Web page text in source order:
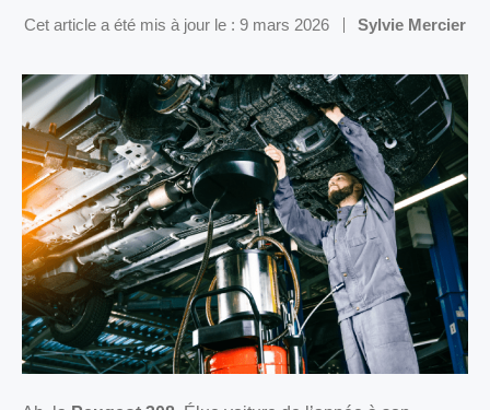
Cet article a été mis à jour le : 9 mars 2026 Sylvie Mercier